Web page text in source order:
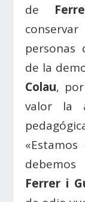
de
de la
Colau,
valor la
Ferrer i